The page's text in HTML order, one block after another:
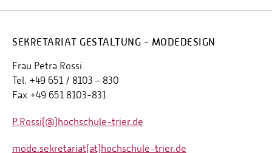
SEKRETARIAT GESTALTUNG - MODEDESIGN
Frau Petra Rossi
Tel. +49 651 / 8103 – 830
Fax +49 651 8103-831
P.Rossi(@)hochschule-trier.de
mode.sekretariat(at)hochschule-trier.de